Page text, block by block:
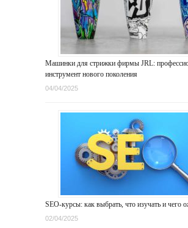
Машинки для стрижки фирмы JRL:
инструмент нового поколения
04/04/2025
SEO-курсы: как выбрать, что изучать и чего
02/04/2025